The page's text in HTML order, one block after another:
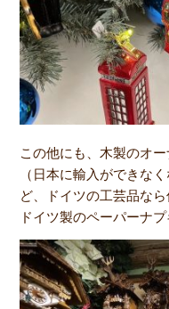
この他にも、木製のオ
（日本に輸入ができな
ど、ドイツの工芸品なら
ドイツ製のペーパーナ